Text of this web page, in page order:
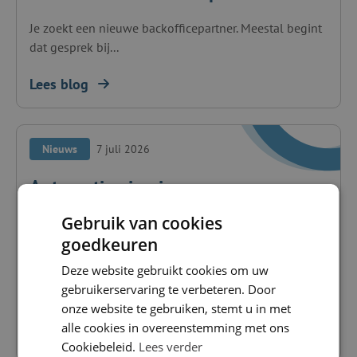
Je zoekt een nieuwe backofficepartner. Meestal begint
dat gesprek bij...
Lees blog
Nieuws 7 juli 2026
Automatisering is geen
efficiëntieproject maar een marge
vraagstuk
Je wilt groeien. Meer plaatsingen, grotere
opdrachtgevers, hogere omzet. En...
Lees blog
Gebruik van cookies
goedkeuren
Deze website gebruikt cookies om uw
gebruikerservaring te verbeteren. Door
onze website te gebruiken, stemt u in met
alle cookies in overeenstemming met ons
Cookiebeleid. Lees verder